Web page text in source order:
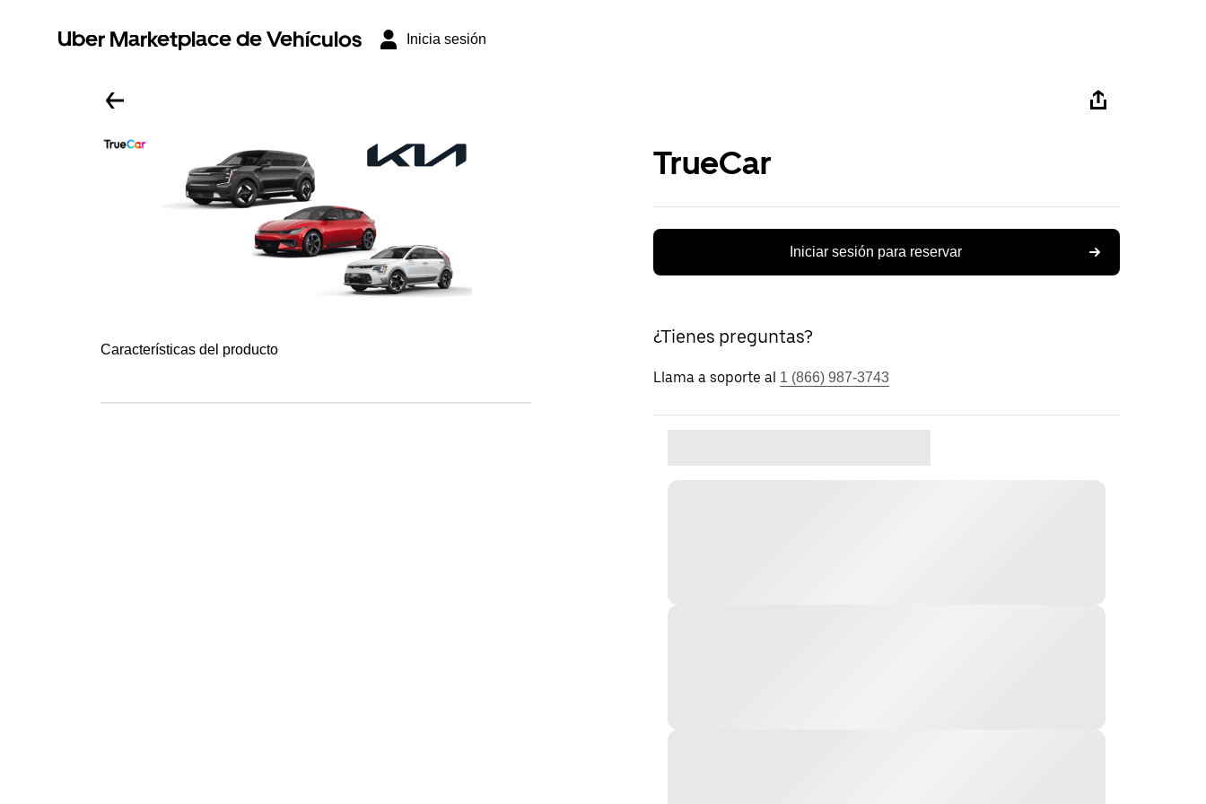
Uber Marketplace de Vehículos Inicia sesión
Características del producto
TrueCar
Iniciar sesión para reservar
¿Tienes preguntas?
Llama a soporte al 1 (866) 987-3743